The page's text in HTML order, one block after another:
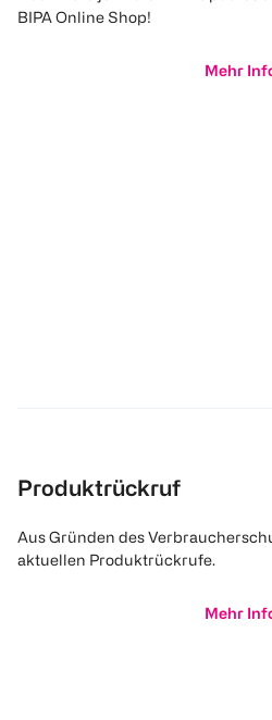
BIPA Online Shop!
Mehr
Produktrückruf
Aus Gründen des
aktuellen Produktrückrufe.
Mehr